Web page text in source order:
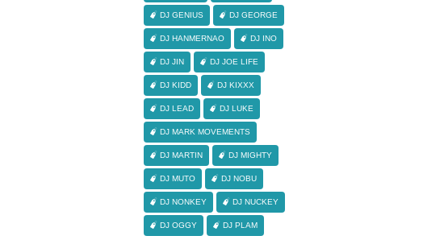
DJ GENIUS DJ GEORGE
DJ HANMERNAO DJ INO
DJ JIN DJ JOE LIFE
DJ KIDD DJ KIXXX
DJ LEAD DJ LUKE
DJ MARK MOVEMENTS
DJ MARTIN DJ MIGHTY
DJ MUTO DJ NOBU
DJ NONKEY DJ NUCKEY
DJ OGGY DJ PLAM